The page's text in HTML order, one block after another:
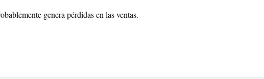
genera pérdidas en las ventas.